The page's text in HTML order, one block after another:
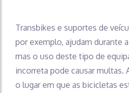
Transbikes e suportes de
por exemplo, ajudam durante
mas o uso deste tipo de
incorreta pode causar multas.
o lugar em que as bicicletas